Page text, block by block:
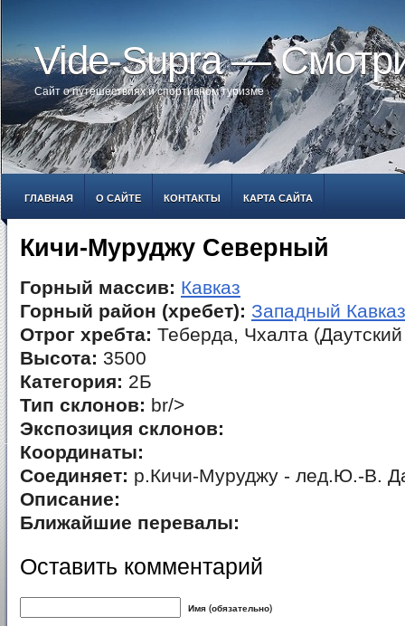
Vide-Supra —
Сайт о путешествиях и спортивном туризме
ГЛАВНАЯ О САЙТЕ КОНТАКТЫ КАРТА САЙТА
Кичи-Муруджу Северный
Горный массив: Кавказ
Горный район (хребет): Западный Кавказ
Отрог хребта: Теберда, Чхалта
Высота: 3500
Категория: 2Б
Тип склонов: br/>
Экспозиция склонов:
Координаты:
Соединяет: р.Кичи-Муруджу - лед.Ю.-В.
Описание:
Ближайшие перевалы:
Оставить комментарий
Имя (обязательно)